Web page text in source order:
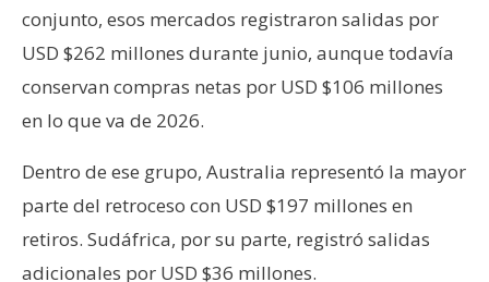
conjunto, esos mercados registraron salidas por
USD $262 millones durante junio, aunque todavía
conservan compras netas por USD $106 millones
en lo que va de 2026.
Dentro de ese grupo, Australia representó la mayor
parte del retroceso con USD $197 millones en
retiros. Sudáfrica, por su parte, registró salidas
adicionales por USD $36 millones.